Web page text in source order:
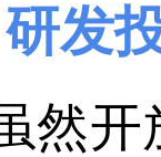
研发
然开